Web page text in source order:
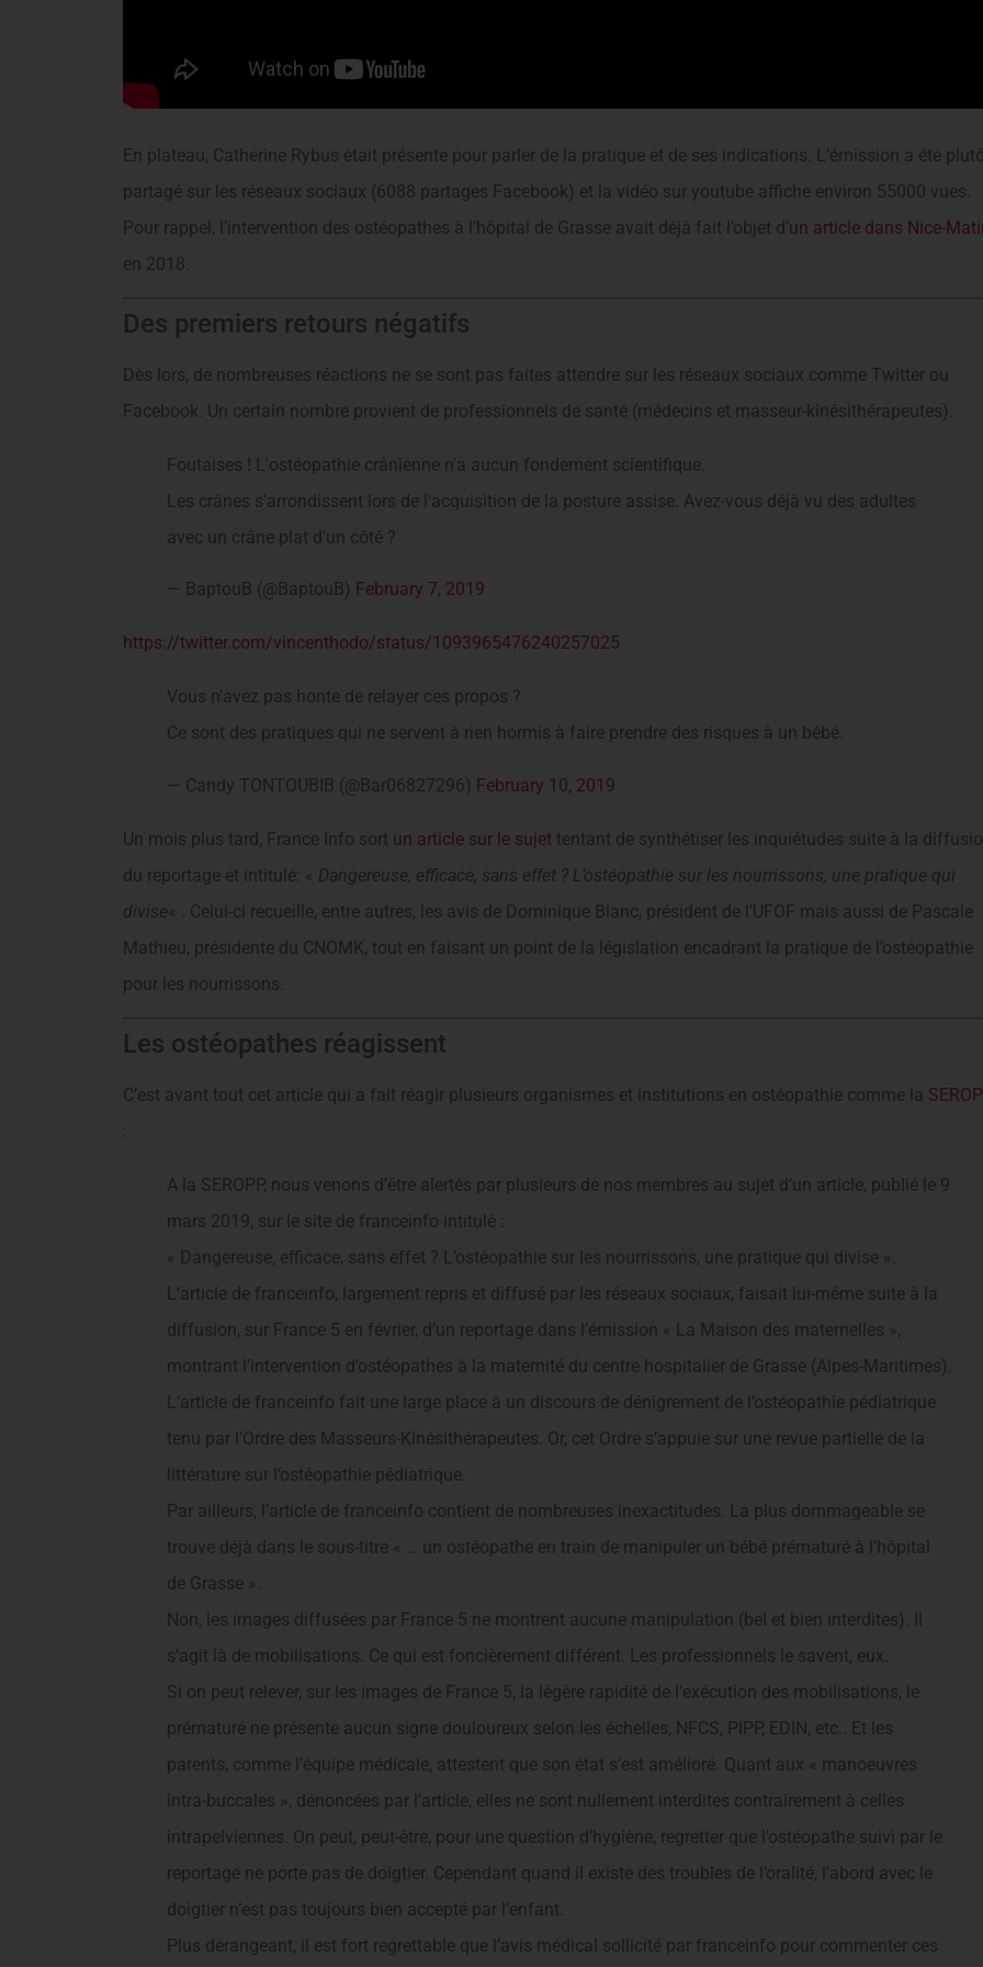
En plateau, Catherine Rybus était présente pour parler de la pratique et de ses indications. L’émission a été
partagé sur les réseaux sociaux (6088 partages Facebook) et la vidéo sur youtube affiche environ 55000 vues.
Pour rappel, l’intervention des ostéopathes à l’hôpital de Grasse avait déjà fait l’objet d’un article dans Nice-
en 2018.
Des premiers retours négatifs
Dès lors, de nombreuses réactions ne se sont pas faites attendre sur les réseaux sociaux comme Twitter ou
Facebook. Un certain nombre provient de professionnels de santé (médecins et masseur-kinésithérapeutes).
Foutaises ! L'ostéopathie crânienne n'a aucun fondement scientifique.
Les crânes s'arrondissent lors de l'acquisition de la posture assise. Avez-vous déjà vu des adultes
avec un crâne plat d'un côté ?
— BaptouB (@BaptouB) February 7, 2019
https://twitter.com/vincenthodo/status/1093965476240257025
Vous n'avez pas honte de relayer ces propos ?
Ce sont des pratiques qui ne servent à rien hormis à faire prendre des risques à un bébé.
— Candy TONTOUBIB (@Bar06827296) February 10, 2019
Un mois plus tard, France Info sort un article sur le sujet tentant de synthétiser les inquiétudes suite à la
du reportage et intitulé: « Dangereuse, efficace, sans effet ? L’ostéopathie sur les nourrissons, une pratique qui
divise« . Celui-ci recueille, entre autres, les avis de Dominique Blanc, président de l’UFOF mais aussi de Pascale
Mathieu, présidente du CNOMK, tout en faisant un point de la législation encadrant la pratique de l’ostéopathie
pour les nourrissons.
Les ostéopathes réagissent
C’est avant tout cet article qui a fait réagir plusieurs organismes et institutions en ostéopathie comme la
A la SEROPP, nous venons d’être alertés par plusieurs de nos membres au sujet d’un article, publié le 9
mars 2019, sur le site de franceinfo intitulé :
« Dangereuse, efficace, sans effet ? L’ostéopathie sur les nourrissons, une pratique qui divise ».
L’article de franceinfo, largement repris et diffusé par les réseaux sociaux, faisait lui-même suite à la
diffusion, sur France 5 en février, d’un reportage dans l’émission « La Maison des maternelles »,
montrant l’intervention d’ostéopathes à la maternité du centre hospitalier de Grasse (Alpes-Maritimes).
L’article de franceinfo fait une large place à un discours de dénigrement de l’ostéopathie pédiatrique
tenu par l’Ordre des Masseurs-Kinésithérapeutes. Or, cet Ordre s’appuie sur une revue partielle de la
littérature sur l’ostéopathie pédiatrique.
Par ailleurs, l’article de franceinfo contient de nombreuses inexactitudes. La plus dommageable se
trouve déjà dans le sous-titre « … un ostéopathe en train de manipuler un bébé prématuré à l’hôpital
de Grasse ».
Non, les images diffusées par France 5 ne montrent aucune manipulation (bel et bien interdites). Il
s’agit là de mobilisations. Ce qui est foncièrement différent. Les professionnels le savent, eux.
Si on peut relever, sur les images de France 5, la légère rapidité de l’exécution des mobilisations, le
prématuré ne présente aucun signe douloureux selon les échelles, NFCS, PIPP, EDIN, etc.. Et les
parents, comme l’équipe médicale, attestent que son état s’est amélioré. Quant aux « manoeuvres
intra-buccales », dénoncées par l’article, elles ne sont nullement interdites contrairement à celles
intrapelviennes. On peut, peut-être, pour une question d’hygiène, regretter que l’ostéopathe suivi par le
reportage ne porte pas de doigtier. Cependant quand il existe des troubles de l’oralité, l’abord avec le
doigtier n’est pas toujours bien accepté par l’enfant.
Plus dérangeant, il est fort regrettable que l’avis médical sollicité par franceinfo pour commenter ces